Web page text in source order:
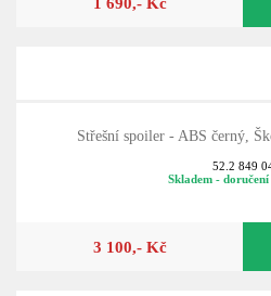
Střešní spoiler - ABS černý,
52.2 849
Skladem -
3 100,- Kč